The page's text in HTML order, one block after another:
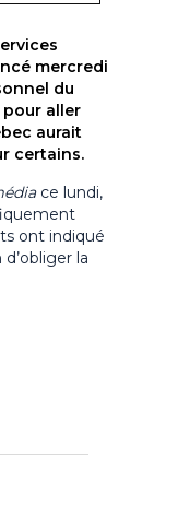
mercredi
du
aller
aurait
certains.
ce lundi,
ont indiqué
la